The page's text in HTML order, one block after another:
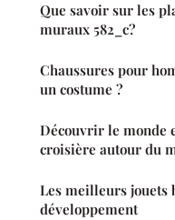
Que savoir sur les
muraux 582_c?
Chaussures pour
un costume ?
Découvrir le monde
croisière autour du
Les meilleurs jouets
développement